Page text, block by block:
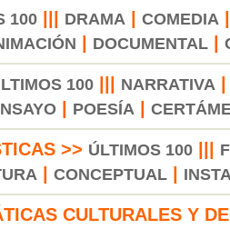
100||| DRAMA COMEDIA
DOCUMENTAL|
100 NARRATIVA
| POESÍA
>> ÚLTIMOS 100|||
CONCEPTUAL
CULTURALES Y